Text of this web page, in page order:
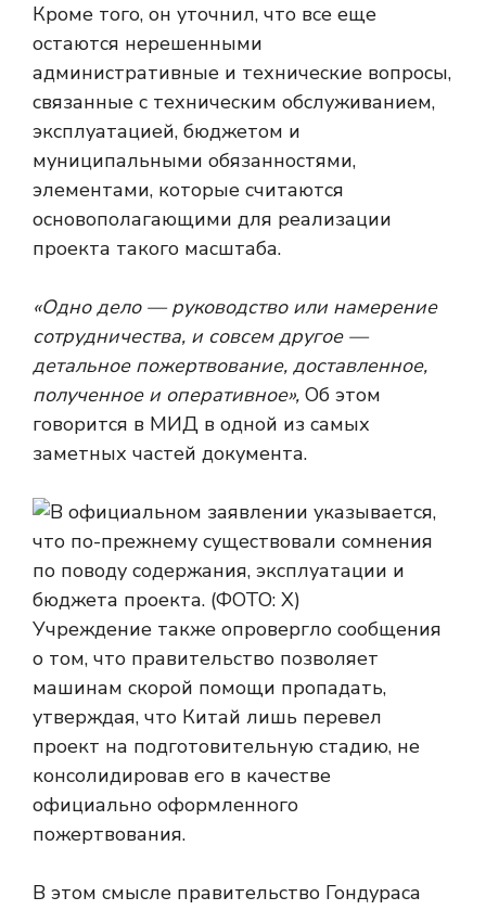
Кроме того, он уточнил, что все еще
остаются нерешенными
административные и технические вопросы,
связанные с техническим обслуживанием,
эксплуатацией, бюджетом и
муниципальными обязанностями,
элементами, которые считаются
основополагающими для реализации
проекта такого масштаба.
«Одно дело — руководство или намерение
сотрудничества, и совсем другое —
детальное пожертвование, доставленное,
полученное и оперативное», Об этом
говорится в МИД в одной из самых
заметных частей документа.
Учреждение также опровергло сообщения
о том, что правительство позволяет
машинам скорой помощи пропадать,
утверждая, что Китай лишь перевел
проект на подготовительную стадию, не
консолидировав его в качестве
официально оформленного
пожертвования.
В этом смысле правительство Гондураса